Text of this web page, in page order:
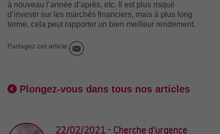
à nouveau l’année d’après, etc. Il est plus risqué
d’investir sur les marchés financiers, mais à plus long
terme, cela peut rapporter un bien meilleur rendement.
Partagez cet article:
Plongez-vous dans tous nos articles
22/02/2021 - Cherche d’urgence